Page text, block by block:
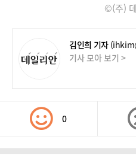
©(주)
김인희 기자
기사 모아 보기 >
0